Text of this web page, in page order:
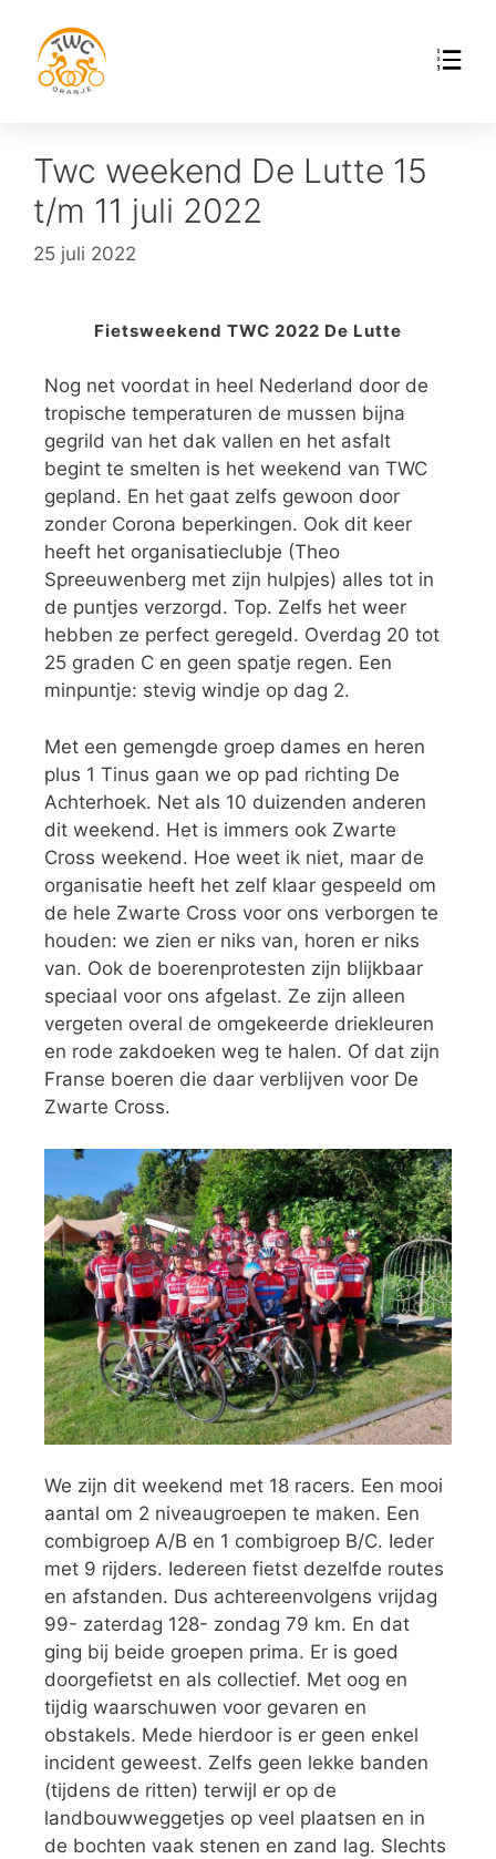
Twc weekend De Lutte 15
t/m 11 juli 2022
25 juli 2022
Fietsweekend TWC 2022 De Lutte
Nog net voordat in heel Nederland door de
tropische temperaturen de mussen bijna
gegrild van het dak vallen en het asfalt
begint te smelten is het weekend van TWC
gepland. En het gaat zelfs gewoon door
zonder Corona beperkingen. Ook dit keer
heeft het organisatieclubje (Theo
Spreeuwenberg met zijn hulpjes) alles tot in
de puntjes verzorgd. Top. Zelfs het weer
hebben ze perfect geregeld. Overdag 20 tot
25 graden C en geen spatje regen. Een
minpuntje: stevig windje op dag 2.
Met een gemengde groep dames en heren
plus 1 Tinus gaan we op pad richting De
Achterhoek. Net als 10 duizenden anderen
dit weekend. Het is immers ook Zwarte
Cross weekend. Hoe weet ik niet, maar de
organisatie heeft het zelf klaar gespeeld om
de hele Zwarte Cross voor ons verborgen te
houden: we zien er niks van, horen er niks
van. Ook de boerenprotesten zijn blijkbaar
speciaal voor ons afgelast. Ze zijn alleen
vergeten overal de omgekeerde driekleuren
en rode zakdoeken weg te halen. Of dat zijn
Franse boeren die daar verblijven voor De
Zwarte Cross.
We zijn dit weekend met 18 racers. Een mooi
aantal om 2 niveaugroepen te maken. Een
combigroep A/B en 1 combigroep B/C. Ieder
met 9 rijders. Iedereen fietst dezelfde routes
en afstanden. Dus achtereenvolgens vrijdag
99- zaterdag 128- zondag 79 km. En dat
ging bij beide groepen prima. Er is goed
doorgefietst en als collectief. Met oog en
tijdig waarschuwen voor gevaren en
obstakels. Mede hierdoor is er geen enkel
incident geweest. Zelfs geen lekke banden
(tijdens de ritten) terwijl er op de
landbouwweggetjes op veel plaatsen en in
de bochten vaak stenen en zand lag. Slechts